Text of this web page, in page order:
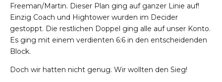
Freeman/Martin. Dieser Plan ging auf ganzer Linie auf!
Einzig Coach und Hightower wurden im Decider
gestoppt. Die restlichen Doppel ging alle auf unser Konto.
Es ging mit einem verdienten 6:6 in den entscheidenden
Block.
Doch wir hatten nicht genug. Wir wollten den Sieg!